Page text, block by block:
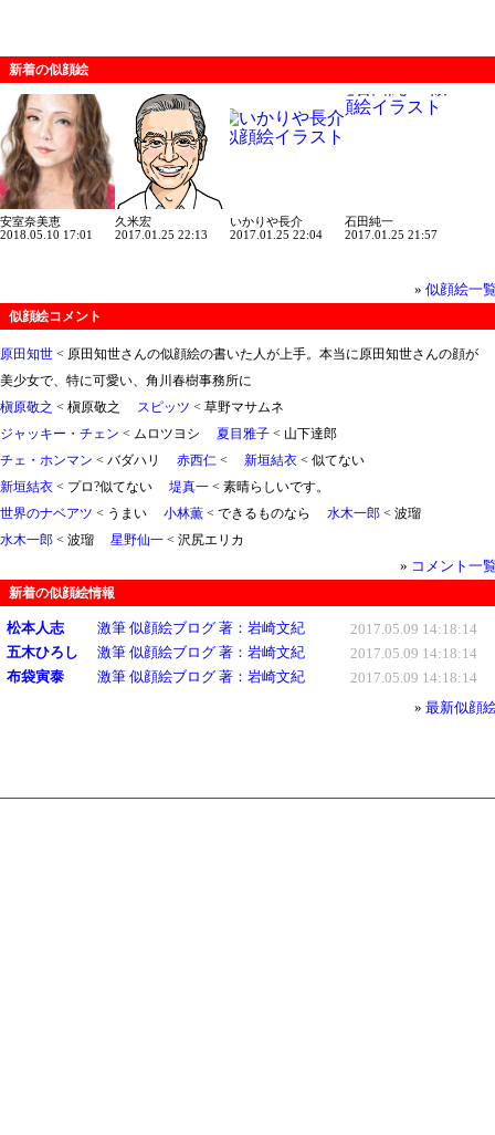
新着の似顔絵
安室奈美恵
2018.05.10 17:01
久米宏
2017.01.25 22:13
いかりや長介
2017.01.25 22:04
石田純一
2017.01.25 21:57
» 似顔絵一
似顔絵コメント
原田知世 < 原田知世さんの似顔絵の書いた人が上手。本当に原田知世さんの顔が
美少女で、特に可愛い、角川春樹事務所に
槇原敬之 < 槇原敬之 スピッツ < 草野マサムネ
ジャッキー・チェン < ムロツヨシ 夏目雅子 < 山下達郎
チェ・ホンマン < バダハリ 赤西仁 < 新垣結衣 < 似てない
新垣結衣 < プロ?似てない 堤真一 < 素晴らしいです。
世界のナベアツ < うまい 小林薫 < できるものなら 水木一郎 < 波瑠
水木一郎 < 波瑠 星野仙一 < 沢尻エリカ
» コメント一
新着の似顔絵情報
松本人志 激筆 似顔絵ブログ 著：岩崎文紀 2017.05.09 14:18:14
五木ひろし 激筆 似顔絵ブログ 著：岩崎文紀 2017.05.09 14:18:14
布袋寅泰 激筆 似顔絵ブログ 著：岩崎文紀 2017.05.09 14:18:14
» 最新似顔